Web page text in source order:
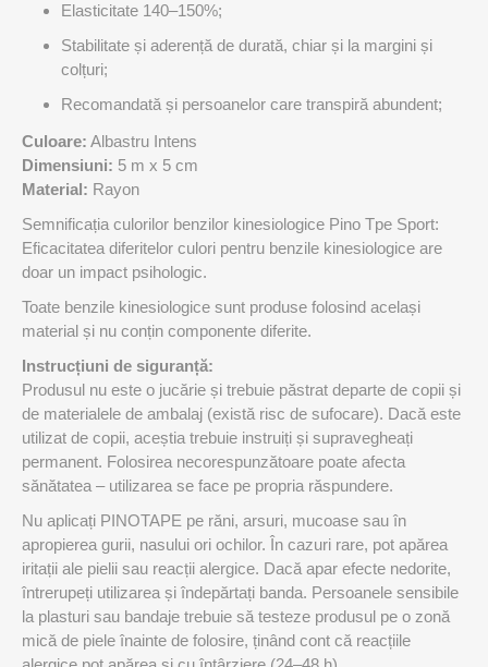
Elasticitate 140–150%;
Stabilitate și aderență de durată, chiar și la margini și
colțuri;
Recomandată și persoanelor care transpiră abundent;
Culoare: Albastru Intens
Dimensiuni: 5 m x 5 cm
Material: Rayon
Semnificația culorilor benzilor kinesiologice Pino Tpe Sport:
Eficacitatea diferitelor culori pentru benzile kinesiologice are
doar un impact psihologic.
Toate benzile kinesiologice sunt produse folosind același
material și nu conțin componente diferite.
Instrucțiuni de siguranță:
Produsul nu este o jucărie și trebuie păstrat departe de copii și
de materialele de ambalaj (există risc de sufocare). Dacă este
utilizat de copii, aceștia trebuie instruiți și supravegheați
permanent. Folosirea necorespunzătoare poate afecta
sănătatea – utilizarea se face pe propria răspundere.
Nu aplicați PINOTAPE pe răni, arsuri, mucoase sau în
apropierea gurii, nasului ori ochilor. În cazuri rare, pot apărea
iritații ale pielii sau reacții alergice. Dacă apar efecte nedorite,
întrerupeți utilizarea și îndepărtați banda. Persoanele sensibile
la plasturi sau bandaje trebuie să testeze produsul pe o zonă
mică de piele înainte de folosire, ținând cont că reacțiile